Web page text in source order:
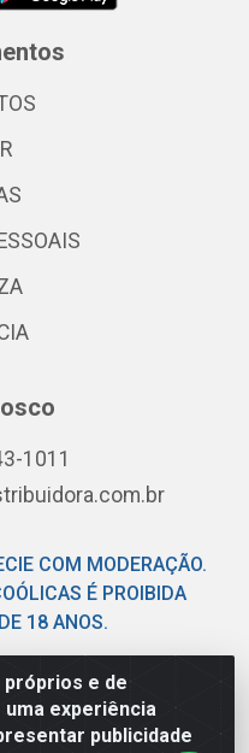
e de
experiência
publicidade
1011
COM MODERAÇÃO.
É PROIBIDA
18 ANOS.
Tim - Parque de
CEP 59146-480 - CNPJ